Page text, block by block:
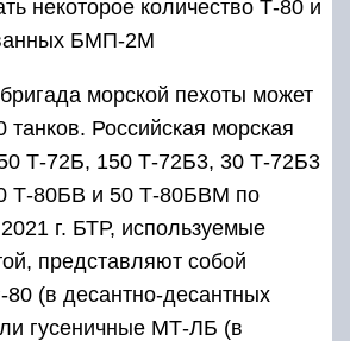
некоторое количество Т-80 и
БМП-2М
морской пехоты может
танков. Российская морская
Т-72Б, 150 Т-72Б3, 30 Т-72Б3
Т-80БВ и 50 Т-80БВМ по
г. БТР, используемые
представляют собой
(в десантно-десантных
гусеничные МТ-ЛБ (в